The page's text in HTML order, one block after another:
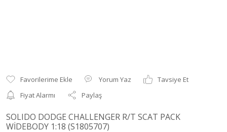
Yorum Yaz
Tavsiye Et
Fiyat Alarmı
Paylaş
SOLIDO DODGE CHALLENGER R/T SCAT PACK
WİDEBODY 1:18 (S1805707)